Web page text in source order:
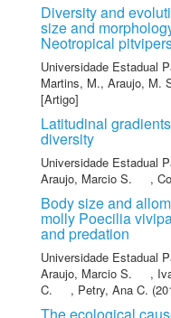
Diversity and
size and
Neotropical
Universidade Estadual
Martins, M., Araujo, M.
[Artigo]
Latitudinal
diversity
Universidade Estadual
Araujo, Marcio S.
,
Body size and
molly Poecilia
and predation
Universidade Estadual
Araujo, Marcio S.
,
C.
, Petry, Ana C.